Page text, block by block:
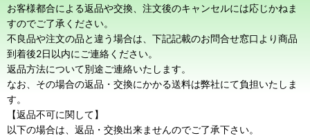
お客様都合による返品や交換、注文後のキャンセルには応じかねま
すのでご了承ください。
不良品や注文の品と違う場合は、下記記載のお問合せ窓口より商品
到着後2日以内にご連絡ください。
返品方法について別途ご連絡いたします。
なお、その場合の返品・交換にかかる送料は弊社にて負担いたしま
す。
【返品不可に関して】
以下の場合は、返品・交換出来ませんのでご了承下さい。